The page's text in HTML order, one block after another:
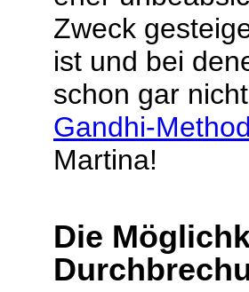
Zweck
ist und bei
schon gar nicht
Gandhi-
Martina!
Die